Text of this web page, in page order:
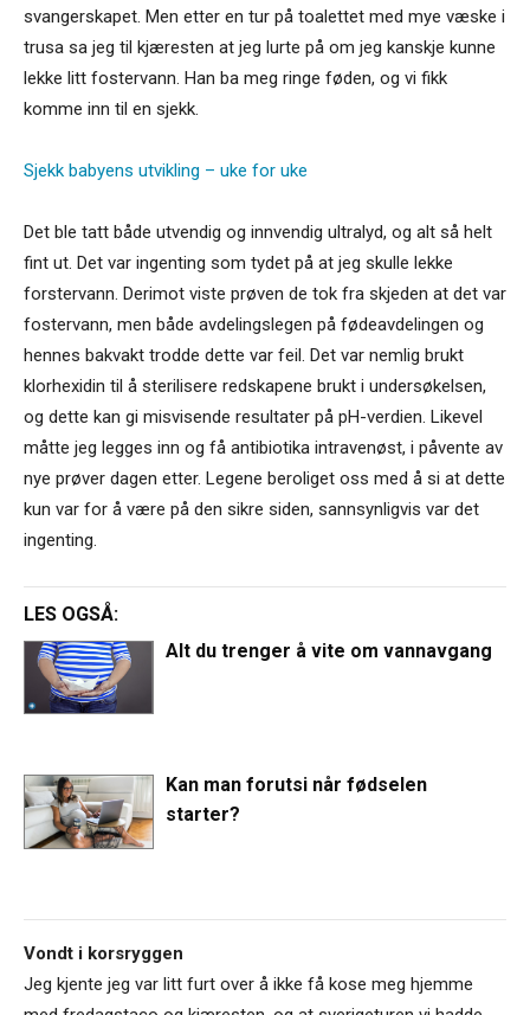
svangerskapet. Men etter en tur på toalettet med mye væske i
trusa sa jeg til kjæresten at jeg lurte på om jeg kanskje kunne
lekke litt fostervann. Han ba meg ringe føden, og vi fikk
komme inn til en sjekk.
Sjekk babyens utvikling – uke for uke
Det ble tatt både utvendig og innvendig ultralyd, og alt så helt
fint ut. Det var ingenting som tydet på at jeg skulle lekke
forstervann. Derimot viste prøven de tok fra skjeden at det var
fostervann, men både avdelingslegen på fødeavdelingen og
hennes bakvakt trodde dette var feil. Det var nemlig brukt
klorhexidin til å sterilisere redskapene brukt i undersøkelsen,
og dette kan gi misvisende resultater på pH-verdien. Likevel
måtte jeg legges inn og få antibiotika intravenøst, i påvente av
nye prøver dagen etter. Legene beroliget oss med å si at dette
kun var for å være på den sikre siden, sannsynligvis var det
ingenting.
LES OGSÅ:
Alt du trenger å vite om vannavgang
Kan man forutsi når fødselen
starter?
Vondt i korsryggen
Jeg kjente jeg var litt furt over å ikke få kose meg hjemme